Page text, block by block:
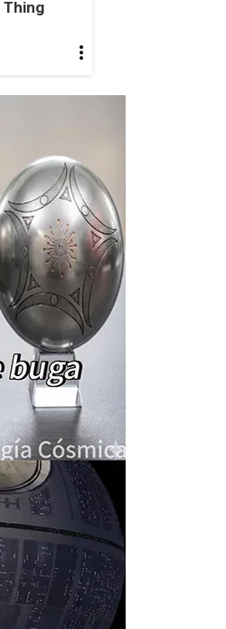
Thing